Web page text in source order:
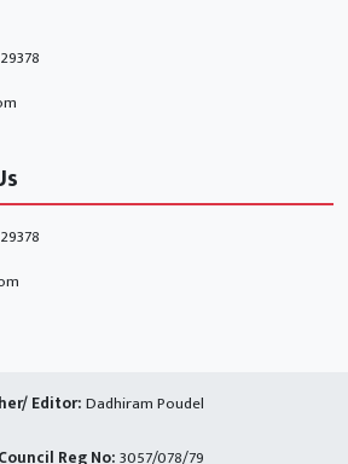
Editor:Dadhiram Poudel
Reg No: 3057/078/79